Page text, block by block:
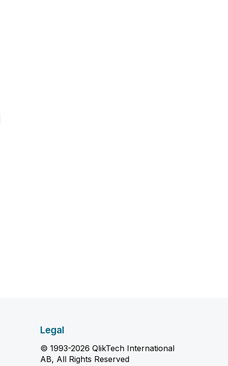
Legal
© 1993-2026 QlikTech International
AB, All Rights Reserved